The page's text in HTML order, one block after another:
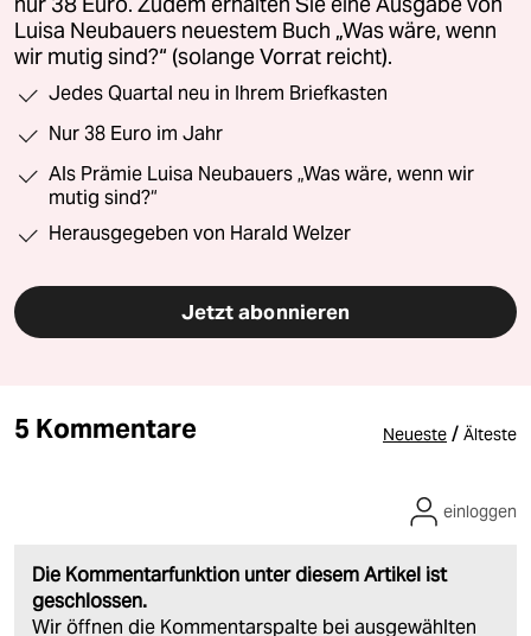
Luisa Neubauers neuestem Buch „Was wäre, wenn
wir mutig sind?“ (solange Vorrat reicht).
Jedes Quartal neu in Ihrem Briefkasten
Nur 38 Euro im Jahr
Als Prämie Luisa Neubauers „Was wäre, wenn wir
mutig sind?“
Herausgegeben von Harald Welzer
Jetzt abonnieren
5 Kommentare Neueste / Älteste
Die Kommentarfunktion unter diesem Artikel ist
geschlossen.
Wir öffnen die Kommentarspalte bei ausgewählten
einloggen